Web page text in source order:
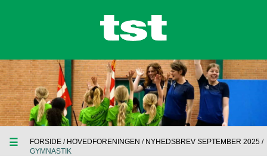
☰ FORSIDE / HOVEDFORENINGEN / NYHEDSBREV SEPTEMBER 2025 /
GYMNASTIK